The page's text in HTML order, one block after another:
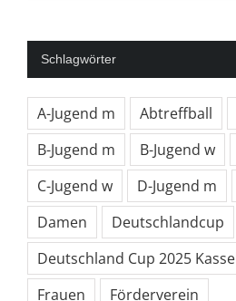
Schlagwörter
A-Jugend m Abtreffball
B-Jugend m
B-Jugend w
C-Jugend w
D-Jugend m
Damen
Deutschlandcup
Deutschland Cup 2025
Frauen
Förderverein